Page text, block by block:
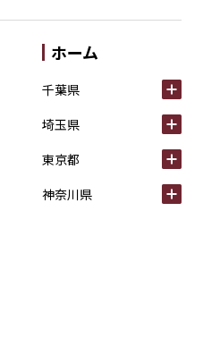
ホーム
千葉県
埼玉県
東京都
神奈川県